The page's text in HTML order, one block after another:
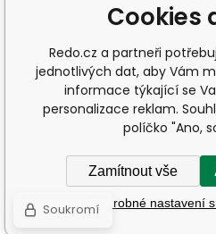
Cookies
Redo.cz a partneři
jednotlivých dat, aby Vám
informace týkající se
personalizace reklam.
políčko "Ano,
Zamítnout vše
Podrobné nastavení
Soukromí